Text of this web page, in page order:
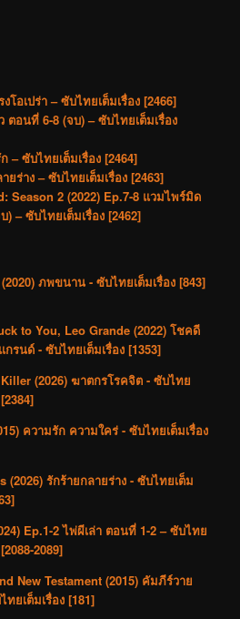
โอเปร่า – ซับไทยเต็มเรื่อง [2466]
ตอนที่ 6-8 (จบ) – ซับไทยเต็มเรื่อง
– ซับไทยเต็มเรื่อง [2464]
ยร่าง – ซับไทยเต็มเรื่อง [2463]
Season 2 (2022) Ep.7-8 แวมไพร์มิด
– ซับไทยเต็มเรื่อง [2462]
ภพขนาน - ซับไทยเต็มเรื่อง [843]
to You, Leo Grande (2022) โชคดี
รนด์ - ซับไทยเต็มเรื่อง [1353]
(2026) ฆาตกรโรคจิต - ซับไทย
ความรัก ความใคร่ - ซับไทยเต็มเรื่อง
(2026) รักร้ายกลายร่าง - ซับไทยเต็ม
Ep.1-2 ไพ่ผีเล่า ตอนที่ 1-2 – ซับไทย
2089]
New Testament (2015) คัมภีร์วาย
ทยเต็มเรื่อง [181]